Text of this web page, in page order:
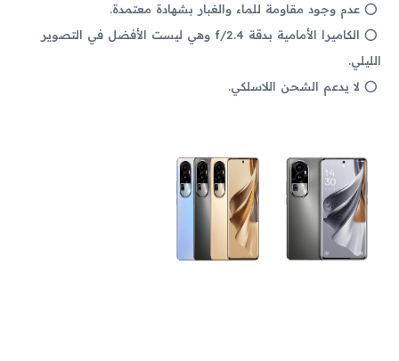
عدم وجود مقاومة للماء والغبار بشهادة معتمدة.
الكاميرا الأمامية بدقة f/2.4 وهي ليست الأفضل في التصوير
الليلي.
لا يدعم الشحن اللاسلكي.